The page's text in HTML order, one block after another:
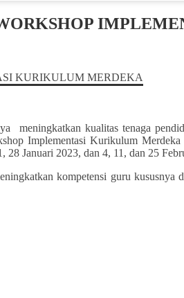
meningkatkan kualitas tenaga
Implementasi Kurikulum
Januari 2023, dan 4, 11, dan 25
kompetensi guru